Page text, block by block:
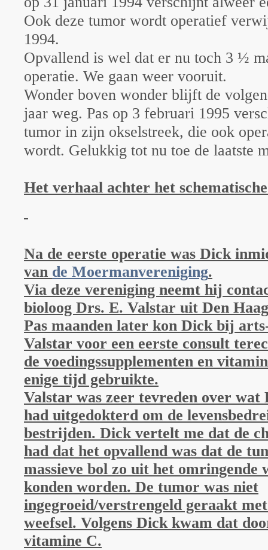
Ook deze tumor wordt operatief
1994.
Opvallend is wel dat er nu toch 3 ½
operatie. We gaan weer vooruit.
Wonder boven wonder blijft de
jaar weg. Pas op 3 februari 1995
tumor in zijn okselstreek, die ook
wordt. Gelukkig tot nu toe de laatste
Het verhaal achter het
Na de eerste operatie was Dick
van de Moermanvereniging.
Via deze vereniging neemt hij
bioloog Drs. E. Valstar uit Den
Pas maanden later kon Dick bij
Valstar voor een eerste consult
de voedingssupplementen en
enige tijd gebruikte.
Valstar was zeer tevreden over wat
had uitgedokterd om de
bestrijden. Dick vertelt me dat de
had dat het opvallend was dat de
massieve bol zo uit het omringende
konden worden. De tumor was niet
ingegroeid/verstrengeld geraakt
weefsel. Volgens Dick kwam dat
vitamine C.